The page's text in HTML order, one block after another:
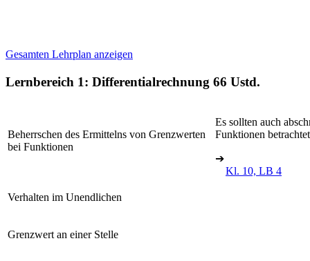
Gesamten Lehrplan anzeigen
Lernbereich 1: Differentialrechnung 66 Ustd.
Beherrschen des Ermittelns von Grenzwerten
bei Funktionen
Es sollten auch
Funktionen
➔
Kl. 10, LB 4
Verhalten im Unendlichen
Grenzwert an einer Stelle